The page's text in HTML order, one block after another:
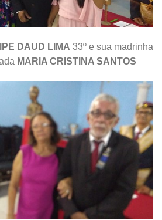
DAUD LIMA 33º e sua madrinha
MARIA CRISTINA SANTOS